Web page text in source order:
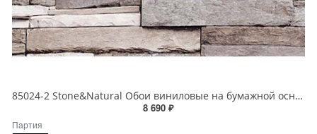
85024-2 Stone&Natural Обои виниловые на бумажной основе 1.06*15.5
8 690 ₽
Партия